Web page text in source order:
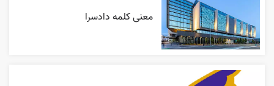
معنی کلمه دادسرا